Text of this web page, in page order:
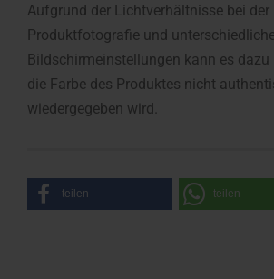
Aufgrund der Lichtverhältnisse bei der
Produktfotografie und
Bildschirmeinstellungen kann es dazu
die Farbe des Produktes nicht
wiedergegeben wird.
teilen teilen